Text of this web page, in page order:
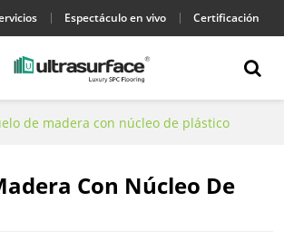
Espectáculo en vivo Certificación
de madera con núcleo de plástico
Con Núcleo De